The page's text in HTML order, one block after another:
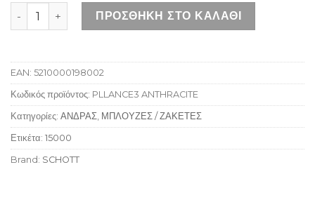
SCHOTT PLLANCE3 ANTHRACITE ποσότητα
ΠΡΟΣΘΉΚΗ ΣΤΟ ΚΑΛΆΘΙ
EAN: 5210000198002
Κωδικός προϊόντος: PLLANCE3 ANTHRACITE
Κατηγορίες: ΑΝΔΡΑΣ ΜΠΛΟΥΖΕΣ / ΖΑΚΕΤΕΣ
Ετικέτα: 15000
Brand: SCHOTT